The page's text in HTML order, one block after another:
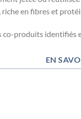
riche en fibres et
co-produits identifiés
EN